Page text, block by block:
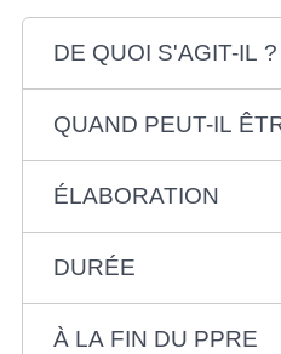
DE QUOI S'AGIT-IL ?
QUAND PEUT-IL
ÉLABORATION
DURÉE
À LA FIN DU PPRE